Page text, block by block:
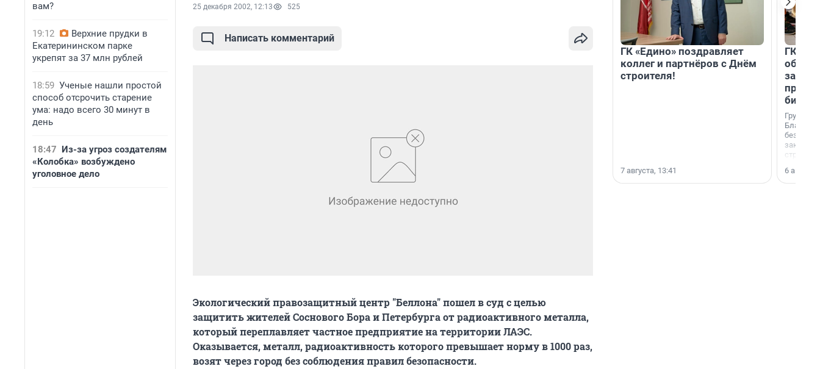
вам?
19:12
Верхние прудки в
Екатерининском парке
укрепят за 37 млн рублей
18:59 Ученые нашли простой
способ отсрочить старение
ума: надо всего 30 минут в
день
18:47 Из-за угроз создателям
«Колобка» возбуждено
уголовное дело
25 декабря 2002, 12:13 525
Написать комментарий
Экологический правозащитный центр "Беллона" пошел в суд с целью
защитить жителей Соснового Бора и Петербурга от радиоактивного металла,
который переплавляет частное предприятие на территории ЛАЭС.
Оказывается, металл, радиоактивность которого превышает норму в 1000 раз,
возят через город без соблюдения правил безопасности.
ГК «Едино» поздравляет
коллег и партнёров с Днём
строителя!
7 августа, 13:41
ГК
Группа
6